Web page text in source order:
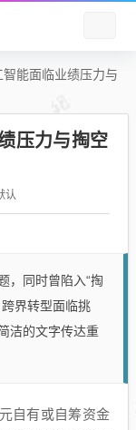
能面临业绩压力与
压力与掏空
认
，同时曾陷入“掏
界转型面临挑
洁的文字传达重
自有或自筹资金